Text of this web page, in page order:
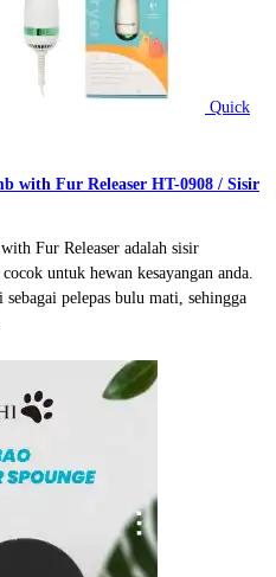
Quick
with Fur Releaser HT-0908 / Sisir
Fur Releaser adalah sisir
untuk hewan kesayangan anda.
pelepas bulu mati, sehingga